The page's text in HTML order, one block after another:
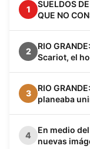
1
SUELDOS
QUE NO
2
RIO
Scariot, el
3
RIO
planeaba
4
En medio
nuevas